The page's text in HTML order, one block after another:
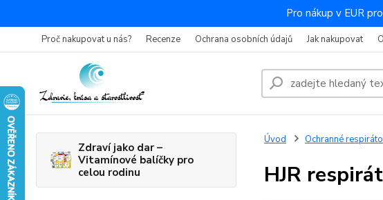
Pro nákup v EUR
Proč nakupovat u nás? Recenze Ochrana osobních údajů Jak nakupovat
Zdraví jako dar –
Vitamínové balíčky pro
celou rodinu
Úvod Ochranné
HJR